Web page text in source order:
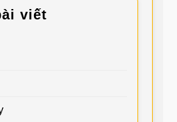
viết